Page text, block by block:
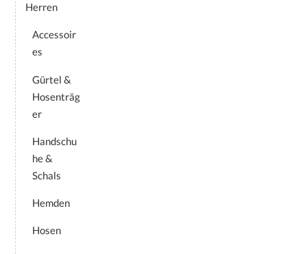
Herren
Accessoir
es
Gürtel &
Hosenträg
er
Handschu
he &
Schals
Hemden
Hosen